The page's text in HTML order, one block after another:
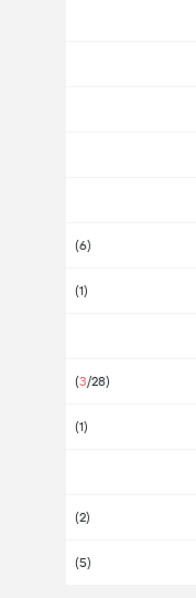
(6)
(1)
(3/28)
(1)
(2)
(5)